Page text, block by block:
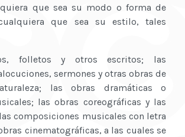
que sea su modo o forma de
que sea su estilo, tales
folletos y otros escritos; las
sermones y otras obras de
las obras dramáticas o
las obras coreográficas y las
composiciones musicales con letra
cinematográficas, a las cuales se